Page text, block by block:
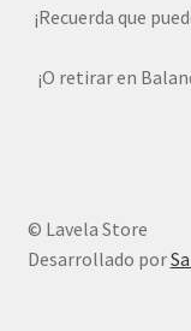
¡Recuerda que
¡O retirar en
© Lavela Store
Desarrollado por